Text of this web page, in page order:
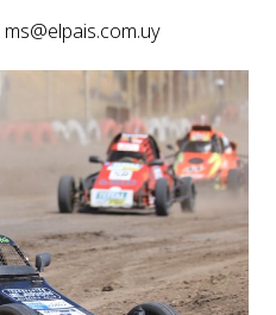
ms@elpais.com.uy